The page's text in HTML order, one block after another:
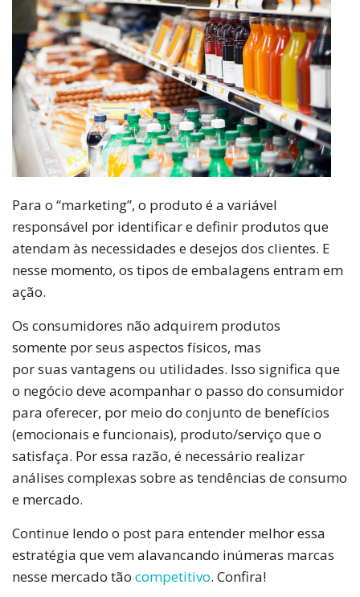
Para o “marketing”, o produto é a variável
responsável por identificar e definir produtos que
atendam às necessidades e desejos dos clientes. E
nesse momento, os tipos de embalagens entram em
ação.
Os consumidores não adquirem produtos
somente por seus aspectos físicos, mas
por suas vantagens ou utilidades. Isso significa que
o negócio deve acompanhar o passo do consumidor
para oferecer, por meio do conjunto de benefícios
(emocionais e funcionais), produto/serviço que o
satisfaça. Por essa razão, é necessário realizar
análises complexas sobre as tendências de consumo
e mercado.
Continue lendo o post para entender melhor essa
estratégia que vem alavancando inúmeras marcas
nesse mercado tão competitivo. Confira!